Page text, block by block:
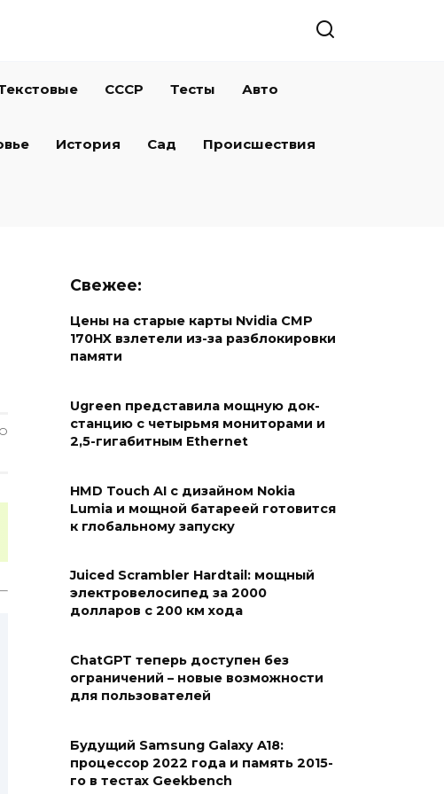
СССР Тесты Авто
История Сад Происшествия
Свежее:
Цены на старые карты Nvidia CMP
170HX взлетели из-за разблокировки
памяти
Ugreen представила мощную док-
станцию с четырьмя мониторами и
2,5-гигабитным Ethernet
HMD Touch AI с дизайном Nokia
Lumia и мощной батареей готовится
к глобальному запуску
Juiced Scrambler Hardtail: мощный
электровелосипед за 2000
долларов с 200 км хода
ChatGPT теперь доступен без
ограничений – новые возможности
для пользователей
Будущий Samsung Galaxy A18:
процессор 2022 года и память 2015-
го в тестах Geekbench